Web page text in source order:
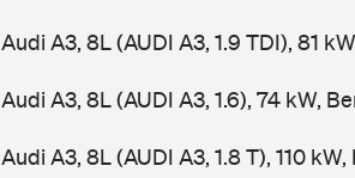
Audi A3, 8L (AUDI A3, 1.9 TDI), 81
Audi A3, 8L (AUDI A3, 1.6), 74 kW,
Audi A3, 8L (AUDI A3, 1.8 T), 110